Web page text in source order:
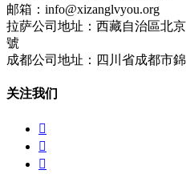
邮箱：info@xizanglvyou.org
拉萨公司地址：西藏自治區北
號
成都公司地址：四川省成都市
关注我们


